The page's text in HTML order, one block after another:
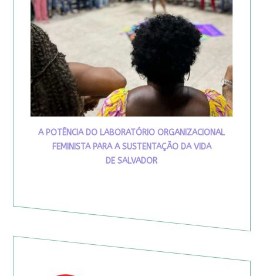
A POTÊNCIA DO LABORATÓRIO ORGANIZACIONAL
FEMINISTA PARA A SUSTENTAÇÃO DA VIDA
DE SALVADOR